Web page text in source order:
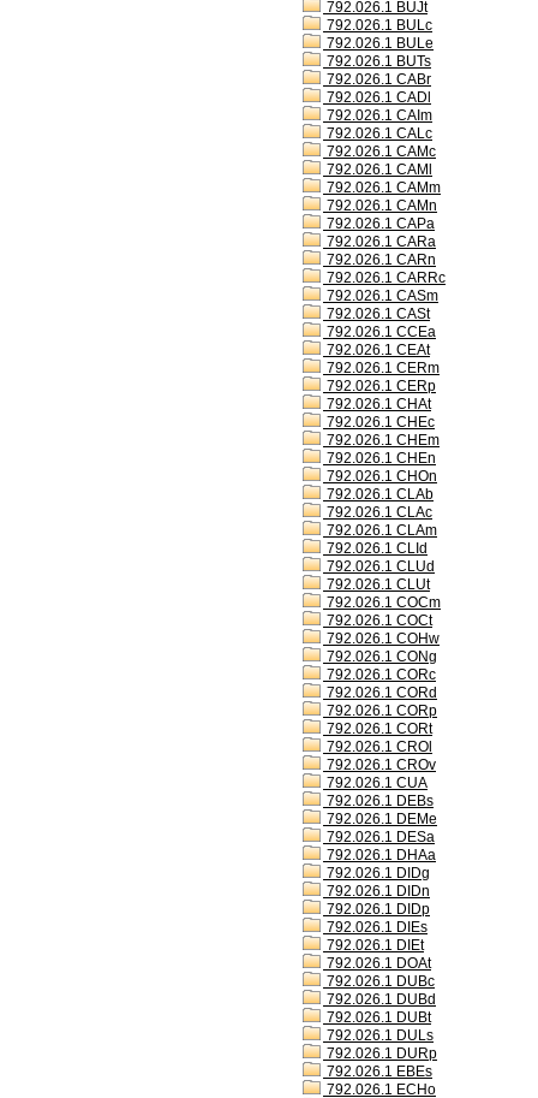
792.026.1 BUJt
792.026.1 BULc
792.026.1 BULe
792.026.1 BUTs
792.026.1 CABr
792.026.1 CADl
792.026.1 CAIm
792.026.1 CALc
792.026.1 CAMc
792.026.1 CAMl
792.026.1 CAMm
792.026.1 CAMn
792.026.1 CAPa
792.026.1 CARa
792.026.1 CARn
792.026.1 CARRc
792.026.1 CASm
792.026.1 CASt
792.026.1 CCEa
792.026.1 CEAt
792.026.1 CERm
792.026.1 CERp
792.026.1 CHAt
792.026.1 CHEc
792.026.1 CHEm
792.026.1 CHEn
792.026.1 CHOn
792.026.1 CLAb
792.026.1 CLAc
792.026.1 CLAm
792.026.1 CLId
792.026.1 CLUd
792.026.1 CLUt
792.026.1 COCm
792.026.1 COCt
792.026.1 COHw
792.026.1 CONg
792.026.1 CORc
792.026.1 CORd
792.026.1 CORp
792.026.1 CORt
792.026.1 CROl
792.026.1 CROv
792.026.1 CUA
792.026.1 DEBs
792.026.1 DEMe
792.026.1 DESa
792.026.1 DHAa
792.026.1 DIDg
792.026.1 DIDn
792.026.1 DIDp
792.026.1 DIEs
792.026.1 DIEt
792.026.1 DOAt
792.026.1 DUBc
792.026.1 DUBd
792.026.1 DUBt
792.026.1 DULs
792.026.1 DURp
792.026.1 EBEs
792.026.1 ECHo